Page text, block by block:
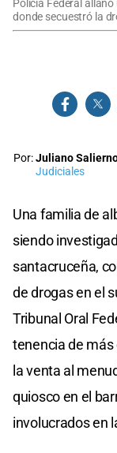
Policía Federal
donde secuestró la
Por:Juliano
Judiciales
Una familia de
siendo
santacruceña,
de drogas en el
Tribunal Oral
tenencia de más
la venta al
quiosco en el
involucrados en